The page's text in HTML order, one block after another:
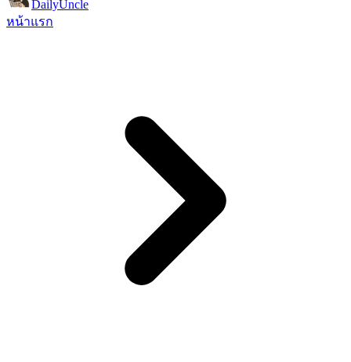
DailyUncle
หน้าแรก